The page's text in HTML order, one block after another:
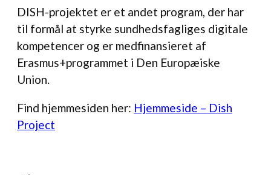
DISH-projektet er et andet program, der har
til formål at styrke sundhedsfagliges digitale
kompetencer og er medfinansieret af
Erasmus+programmet i Den Europæiske
Union.
Find hjemmesiden her: Hjemmeside – Dish
Project